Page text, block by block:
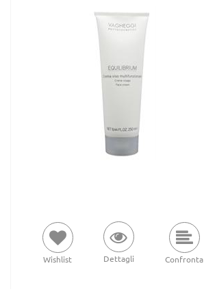
Wishlist Dettagli Confronta